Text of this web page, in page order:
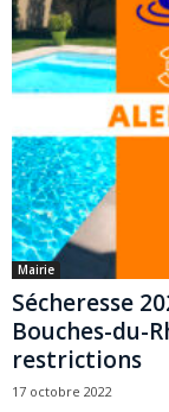
Mairie
Sécheresse
Bouches-du-
restrictions
17 octobre 2022